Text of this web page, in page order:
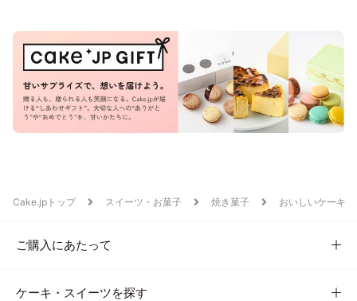
Cake.jpトップ スイーツ・お菓子 焼き菓子 おいしいケーキ
ご購入にあたって
ケーキ・スイーツを探す